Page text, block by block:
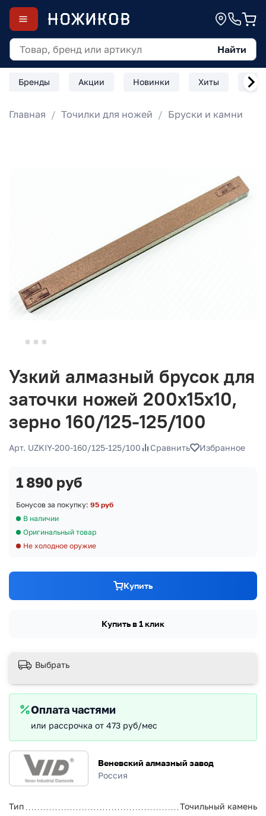
Найти
Бренды Акции Новинки Хиты
Главная Точилки для ножей Бруски и камни
Узкий алмазный брусок для
заточки ножей 200х15х10,
зерно 160/125-125/100
Арт. UZKIY-200-160/125-125/100 Сравнить Избранное
Веневский алмазный завод
Россия
Тип
Точильный камень
1 890 руб
Бонусов за покупку: 95 руб
В наличии
Оригинальный товар
Не холодное оружие
Купить
Купить в 1 клик
Выбрать
Оплата частями
или рассрочка от 473 руб/мес